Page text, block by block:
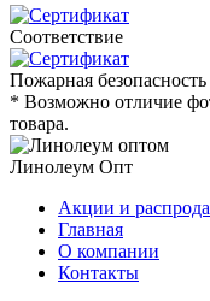
Соответствие
Пожарная
* Возможно отличие
товара.
Линолеум Опт
Акции и
Главная
О компании
Контакты